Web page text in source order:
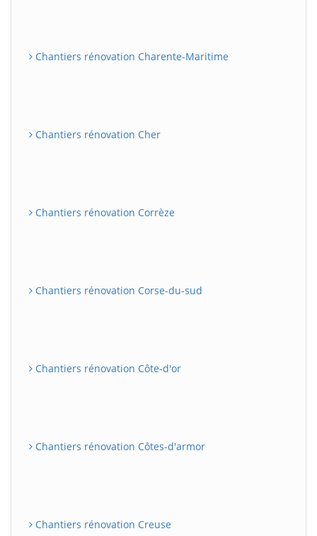
Chantiers rénovation Charente-Maritime
Chantiers rénovation Cher
Chantiers rénovation Corrèze
Chantiers rénovation Corse-du-sud
Chantiers rénovation Côte-d'or
Chantiers rénovation Côtes-d'armor
Chantiers rénovation Creuse